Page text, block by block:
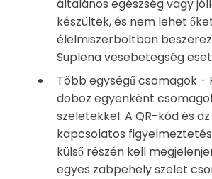
általános egészség vagy
készültek, és nem lehet
élelmiszerboltban
Suplena vesebetegség
Több egységű csomagok -
doboz egyenként
szeletekkel. A QR-kód és
kapcsolatos
külső részén kell
egyes zabpehely szelet